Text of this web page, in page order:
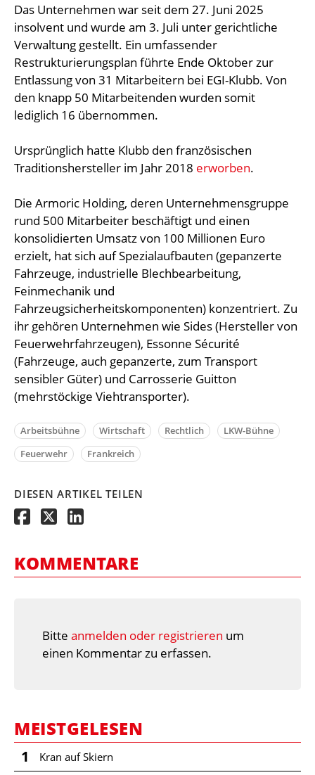
Das Unternehmen war seit dem 27. Juni 2025
insolvent und wurde am 3. Juli unter gerichtliche
Verwaltung gestellt. Ein umfassender
Restrukturierungsplan führte Ende Oktober zur
Entlassung von 31 Mitarbeitern bei EGI-Klubb. Von
den knapp 50 Mitarbeitenden wurden somit
lediglich 16 übernommen.
Ursprünglich hatte Klubb den französischen
Traditionshersteller im Jahr 2018 erworben.
Die Armoric Holding, deren Unternehmensgruppe
rund 500 Mitarbeiter beschäftigt und einen
konsolidierten Umsatz von 100 Millionen Euro
erzielt, hat sich auf Spezialaufbauten (gepanzerte
Fahrzeuge, industrielle Blechbearbeitung,
Feinmechanik und
Fahrzeugsicherheitskomponenten) konzentriert. Zu
ihr gehören Unternehmen wie Sides (Hersteller von
Feuerwehrfahrzeugen), Essonne Sécurité
(Fahrzeuge, auch gepanzerte, zum Transport
sensibler Güter) und Carrosserie Guitton
(mehrstöckige Viehtransporter).
Arbeitsbühne Wirtschaft Rechtlich
LKW-Bühne
Feuerwehr
Frankreich
DIESEN ARTIKEL TEILEN
KOMMENTARE
Bitte anmelden oder registrieren um
einen Kommentar zu erfassen.
MEISTGELESEN
1 Kran auf Skiern